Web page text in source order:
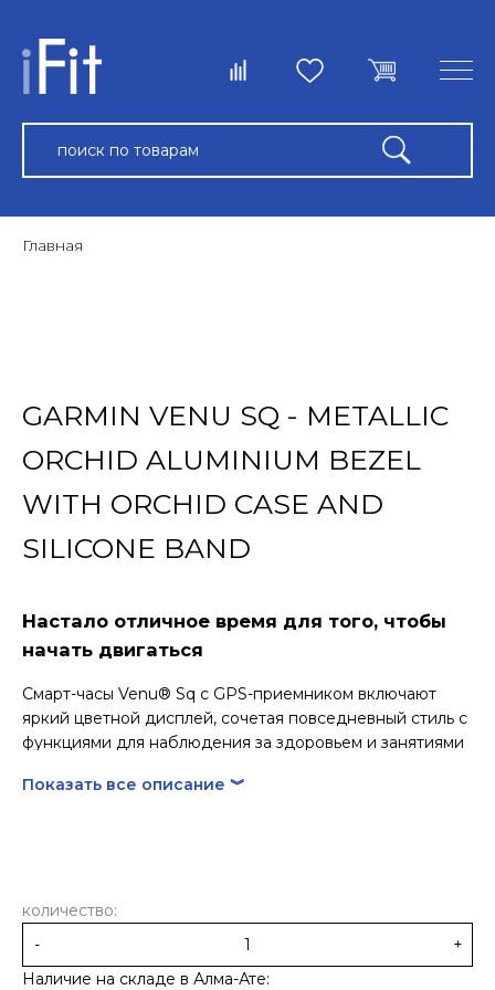
Главная
GARMIN VENU SQ - METALLIC
ORCHID ALUMINIUM BEZEL
WITH ORCHID CASE AND
SILICONE BAND
Настало отличное время для того, чтобы
начать двигаться
Смарт-часы Venu® Sq с GPS-приемником включают
яркий цветной дисплей, сочетая повседневный стиль с
функциями для наблюдения за здоровьем и занятиями
движение.
чем 20 предзагруженных спортивных приложений.
Пусть часы планируют тренировки для вас (йога,
силовые тренировки, кардиотренировки и даже
пилатес).
Показать все описание ︾
количество:
-
+
Наличие на складе в Алма-Ате: